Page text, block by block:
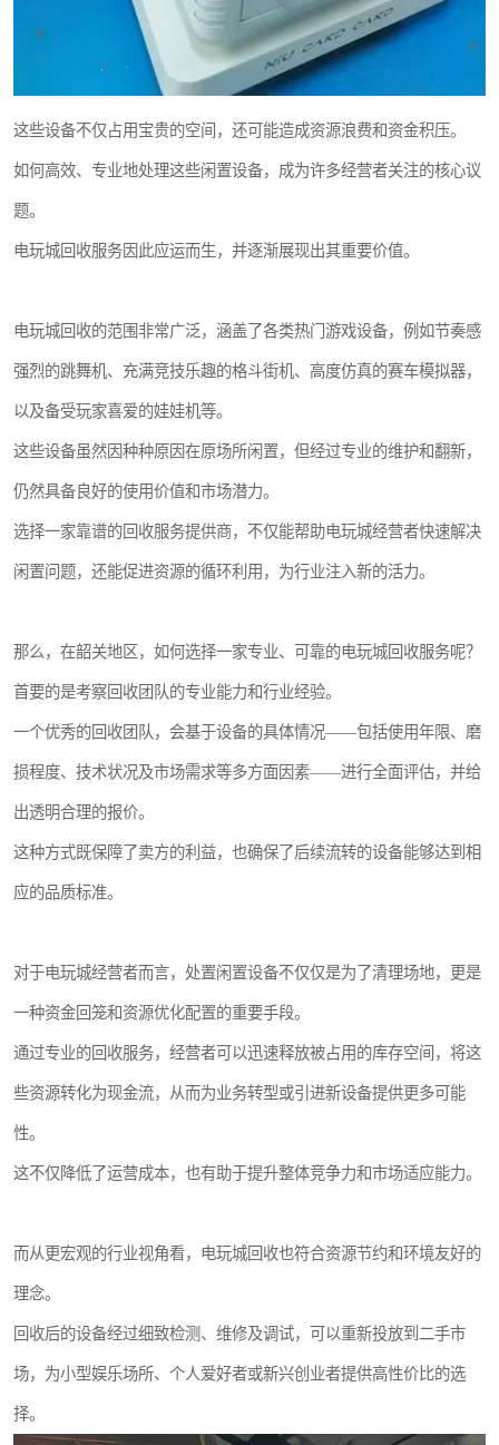
这些设备不仅占用宝贵的空间，还可能造成资源浪费和资金积压。
如何高效、专业地处理这些闲置设备，成为许多经营者关注的核心议
题。
电玩城回收服务因此应运而生，并逐渐展现出其重要价值。
电玩城回收的范围非常广泛，涵盖了各类热门游戏设备，例如节奏感
强烈的跳舞机、充满竞技乐趣的格斗街机、高度仿真的赛车模拟器，
以及备受玩家喜爱的娃娃机等。
这些设备虽然因种种原因在原场所闲置，但经过专业的维护和翻新，
仍然具备良好的使用价值和市场潜力。
选择一家靠谱的回收服务提供商，不仅能帮助电玩城经营者快速解决
闲置问题，还能促进资源的循环利用，为行业注入新的活力。
那么，在韶关地区，如何选择一家专业、可靠的电玩城回收服务呢？
首要的是考察回收团队的专业能力和行业经验。
一个优秀的回收团队，会基于设备的具体情况——包括使用年限、磨
损程度、技术状况及市场需求等多方面因素——进行全面评估，并给
出透明合理的报价。
这种方式既保障了卖方的利益，也确保了后续流转的设备能够达到相
应的品质标准。
对于电玩城经营者而言，处置闲置设备不仅仅是为了清理场地，更是
一种资金回笼和资源优化配置的重要手段。
通过专业的回收服务，经营者可以迅速释放被占用的库存空间，将这
些资源转化为现金流，从而为业务转型或引进新设备提供更多可能
性。
这不仅降低了运营成本，也有助于提升整体竞争力和市场适应能力。
而从更宏观的行业视角看，电玩城回收也符合资源节约和环境友好的
理念。
回收后的设备经过细致检测、维修及调试，可以重新投放到二手市
场，为小型娱乐场所、个人爱好者或新兴创业者提供高性价比的选
择。